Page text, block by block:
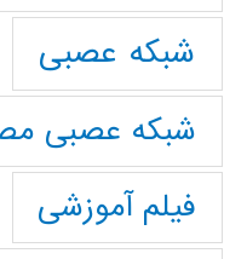
شبکه عصبی
شبکه عصبی
فیلم آموزشی